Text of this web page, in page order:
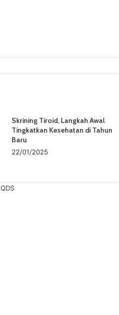
Skrining Tiroid, Langkah Awal
Tingkatkan Kesehatan di Tahun
Baru
22/01/2025
QDS